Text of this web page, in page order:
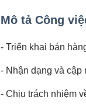
Mô tả Công
- Triển khai bán
- Nhận dạng và cập
- Chịu trách nhiệm